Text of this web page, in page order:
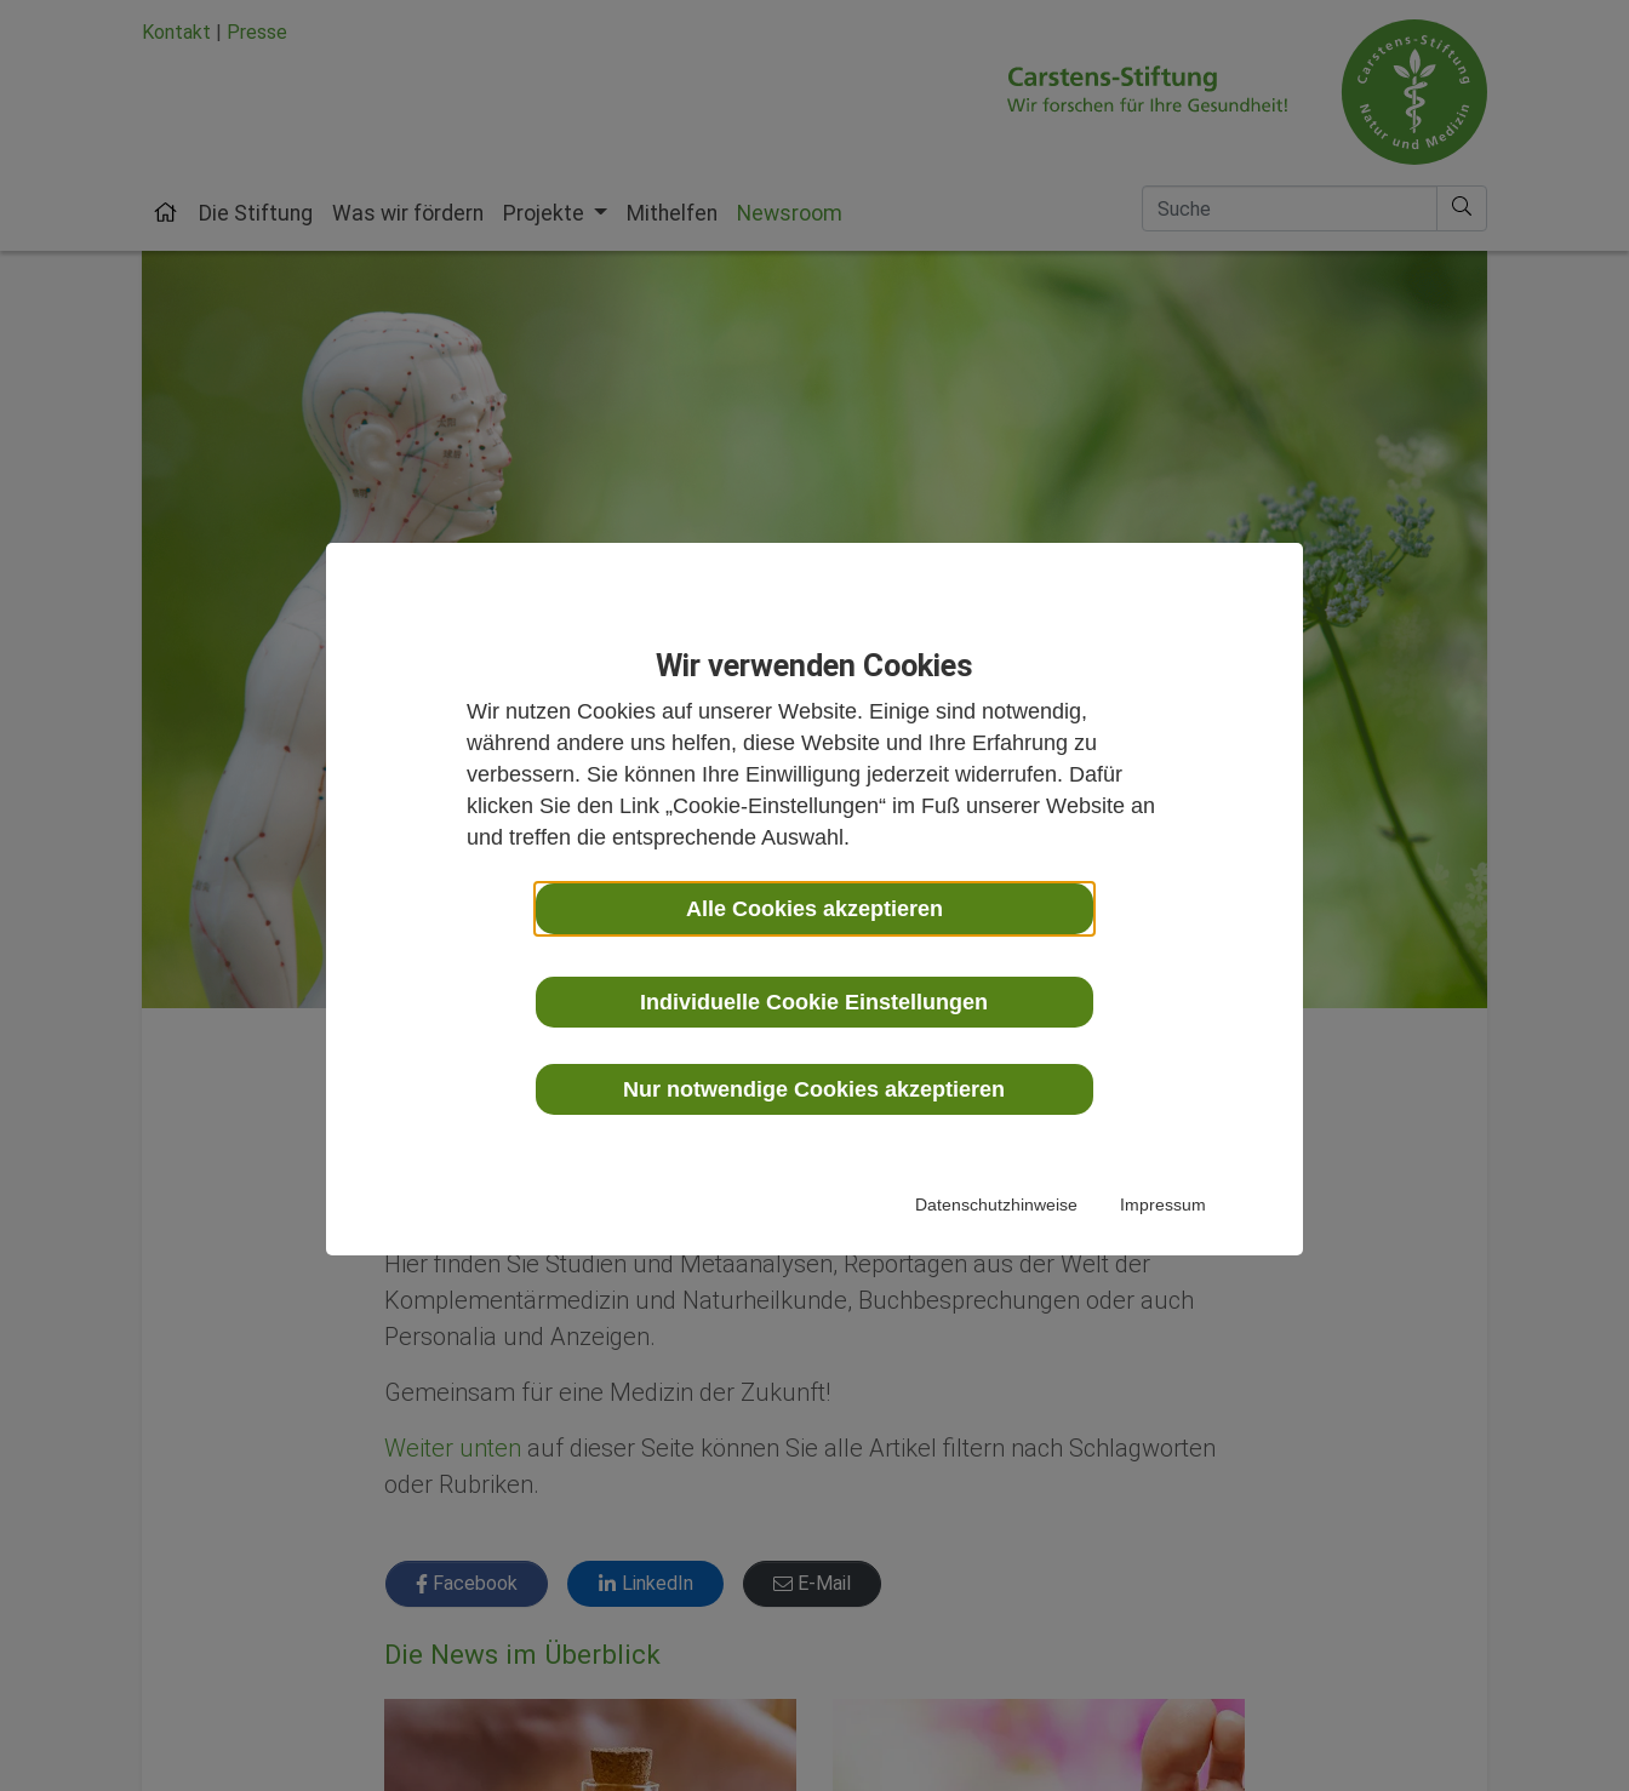
Wir verwenden Cookies
Wir nutzen Cookies auf unserer Website. Einige sind notwendig,
während andere uns helfen, diese Website und Ihre Erfahrung zu
verbessern. Sie können Ihre Einwilligung jederzeit widerrufen. Dafür
klicken Sie den Link „Cookie-Einstellungen“ im Fuß unserer Website an
und treffen die entsprechende Auswahl.
Alle Cookies akzeptieren
Individuelle Cookie Einstellungen
Nur notwendige Cookies akzeptieren
Datenschutzhinweise Impressum
Kontakt | Presse
Die Stiftung Was wir fördern Projekte Mithelfen Newsroom
(current)
Suche nach
Newsroom Integrative Medizin
Gemeinsam für eine Medizin der Zukunft!
Wir informieren Sie über Neuigkeiten aus Wissenschaft und Forschung zur
Hier finden Sie Studien und Metaanalysen, Reportagen aus der Welt der
Komplementärmedizin und Naturheilkunde, Buchbesprechungen oder auch
Personalia und Anzeigen.
Gemeinsam für eine Medizin der Zukunft!
Weiter unten auf dieser Seite können Sie alle Artikel filtern nach Schlagworten
oder Rubriken.
Facebook LinkedIn E-Mail
Die News im Überblick